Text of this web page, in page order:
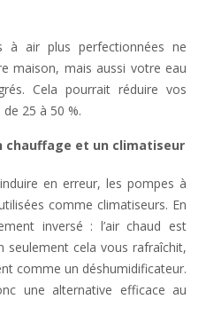
à air plus perfectionnées ne
maison, mais aussi votre eau
Cela pourrait réduire vos
25 à 50 %.
chauffage et un climatiseur
en erreur, les pompes à
comme climatiseurs. En
inversé : l’air chaud est
seulement cela vous rafraîchit,
comme un déshumidificateur.
une alternative efficace au